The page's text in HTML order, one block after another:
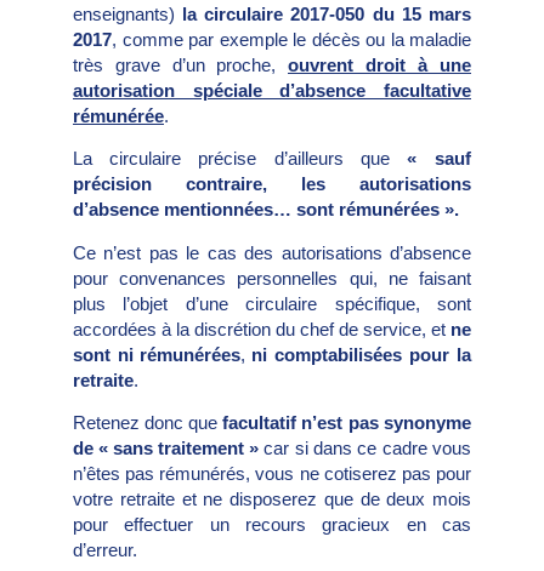
enseignants) la circulaire 2017-050 du 15 mars
2017, comme par exemple le décès ou la maladie
très grave d’un proche, ouvrent droit à une
autorisation spéciale d’absence facultative
rémunérée.
La circulaire précise d’ailleurs que « sauf
précision contraire, les autorisations
d’absence mentionnées… sont rémunérées ».
Ce n’est pas le cas des autorisations d’absence
pour convenances personnelles qui, ne faisant
plus l’objet d’une circulaire spécifique, sont
accordées à la discrétion du chef de service, et ne
sont ni rémunérées, ni comptabilisées pour la
retraite.
Retenez donc que facultatif n’est pas synonyme
de « sans traitement » car si dans ce cadre vous
n’êtes pas rémunérés, vous ne cotiserez pas pour
votre retraite et ne disposerez que de deux mois
pour effectuer un recours gracieux en cas
d’erreur.